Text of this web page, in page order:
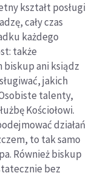
kształt posługi
cały czas
każdego
także
biskup ani ksiądz
jakich
talenty,
Kościołowi.
działań
to tak samo
Również biskup
bez